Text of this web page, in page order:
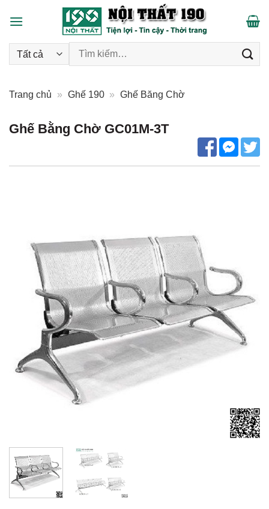
Tìm kiếm:
Trang chủ » Ghế 190 » Ghế Băng Chờ
Ghế Bằng Chờ GC01M-3T